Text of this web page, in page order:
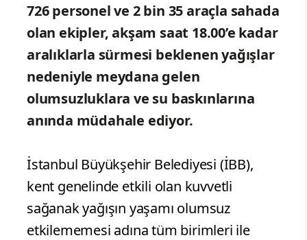
726 personel ve 2 bin 35 araçla sahada
olan ekipler, akşam saat 18.00’e kadar
aralıklarla sürmesi beklenen yağışlar
nedeniyle meydana gelen
olumsuzluklara ve su baskınlarına
anında müdahale ediyor.
İstanbul Büyükşehir Belediyesi (İBB),
kent genelinde etkili olan kuvvetli
sağanak yağışın yaşamı olumsuz
etkilememesi adına tüm birimleri ile